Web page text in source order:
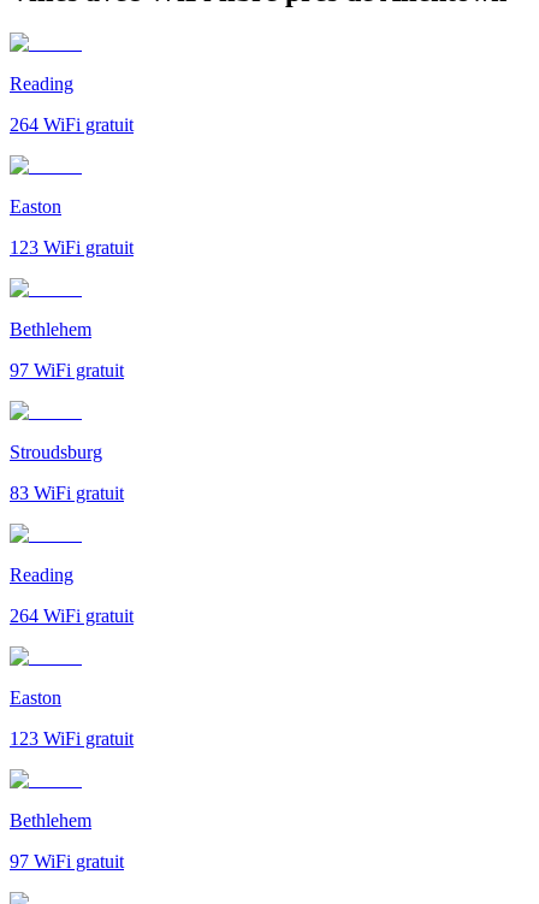
Reading
264 WiFi gratuit
Easton
123 WiFi gratuit
Bethlehem
97 WiFi gratuit
Stroudsburg
83 WiFi gratuit
Reading
264 WiFi gratuit
Easton
123 WiFi gratuit
Bethlehem
97 WiFi gratuit